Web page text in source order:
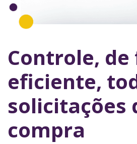
Controle,
eficiente,
solicitações
compra